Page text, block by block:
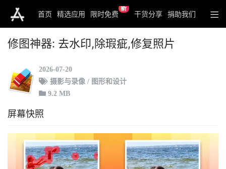
首页 精选应用 限时免费
新
干货分享 捐助我们
修图神器: 去水印,除瑕疵,修复照片
2026-07-20
摄影与录像 / 图形和设计
9.2 MB
屏幕快照